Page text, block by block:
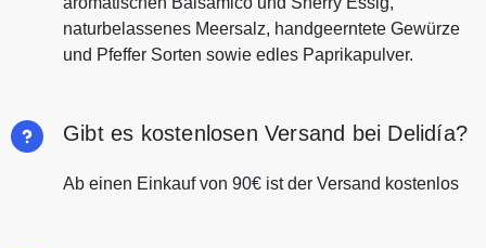
naturbelassenes Meersalz, handgeerntete Gewürze
und Pfeffer Sorten sowie edles Paprikapulver.
Gibt es kostenlosen Versand bei Delidía?
Ab einen Einkauf von 90€ ist der Versand kostenlos